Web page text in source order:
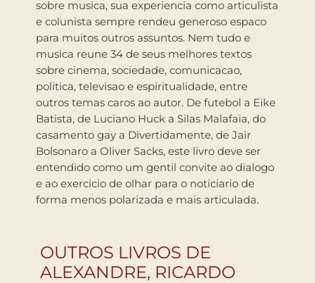
sobre musica, sua experiencia como articulista
e colunista sempre rendeu generoso espaco
para muitos outros assuntos. Nem tudo e
musica reune 34 de seus melhores textos
sobre cinema, sociedade, comunicacao,
politica, televisao e espiritualidade, entre
outros temas caros ao autor. De futebol a Eike
Batista, de Luciano Huck a Silas Malafaia, do
casamento gay a Divertidamente, de Jair
Bolsonaro a Oliver Sacks, este livro deve ser
entendido como um gentil convite ao dialogo
e ao exercicio de olhar para o noticiario de
forma menos polarizada e mais articulada.
OUTROS LIVROS DE
ALEXANDRE, RICARDO